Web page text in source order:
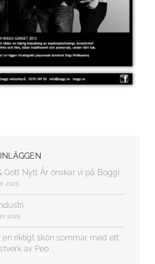
Gott Nytt År önskar vi på Boggi
2025
2025
en riktigt skön sommar med ett
av Peo